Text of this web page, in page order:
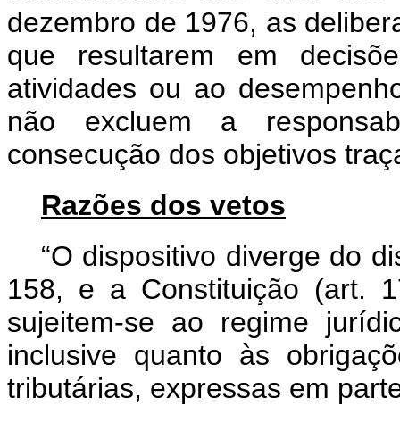
dezembro de 1976, as
que resultarem em
atividades ou ao
não excluem a
consecução dos objetivos
Razões dos vetos
“O dispositivo diverge do
158, e a Constituição (art.
sujeitem-se ao regime
inclusive quanto às
tributárias, expressas em